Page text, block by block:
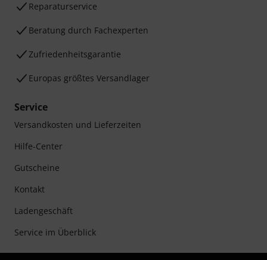
Reparaturservice
Beratung durch Fachexperten
Zufriedenheitsgarantie
Europas größtes Versandlager
Service
Versandkosten und Lieferzeiten
Hilfe-Center
Gutscheine
Kontakt
Ladengeschäft
Service im Überblick